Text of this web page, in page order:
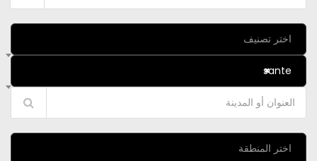
اختر تصنيف
×
sante
اختر المنطقة